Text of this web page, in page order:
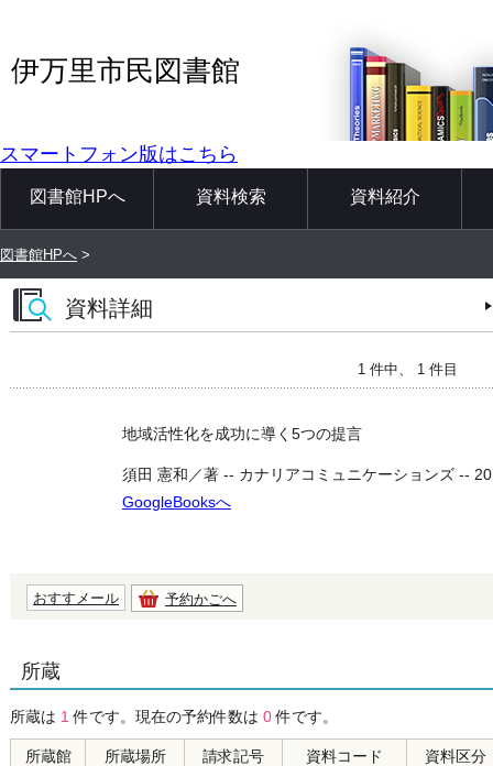
伊万里市民図書館
スマートフォン版はこちら
図書館HPへ 資料検索 資料紹介
図書館HPへ >
資料詳細
1 件中、 1 件目
地域活性化を成功に導く5つの提言
須田 憲和／著 -- カナリアコミュニケーションズ --
GoogleBooksへ
おすすメール 予約かごへ
所蔵
所蔵は 1 件です。現在の予約件数は 0件です。
所蔵館 所蔵場所 請求記号 資料コード 資料区分